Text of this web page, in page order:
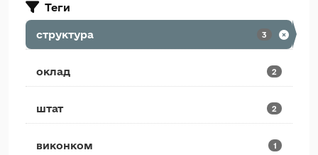
Теги
структура 3
оклад 2
штат 2
виконком 1